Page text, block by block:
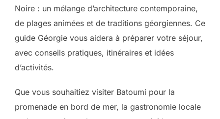
Noire : un mélange d’architecture contemporaine,
de plages animées et de traditions géorgiennes. Ce
guide Géorgie vous aidera à préparer votre séjour,
avec conseils pratiques, itinéraires et idées
d’activités.
Que vous souhaitiez visiter Batoumi pour la
promenade en bord de mer, la gastronomie locale